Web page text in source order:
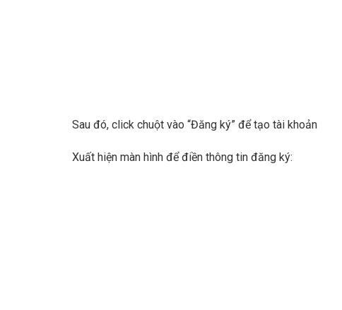
Sau đó, click chuột vào “Đăng ký” để tạo tài khoản
Xuất hiện màn hình để điền thông tin đăng ký: